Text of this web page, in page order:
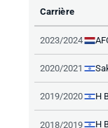
Carrière
2023/2024
2020/2021
2019/2020 H
2018/2019 H